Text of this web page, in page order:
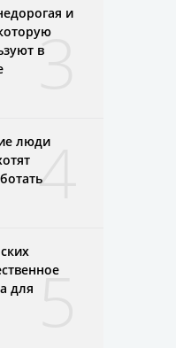
3
и
в
4
люди
5
для